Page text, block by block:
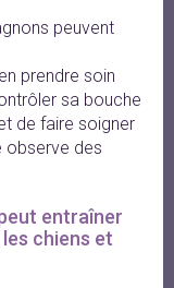
peuvent
prendre soin
sa bouche
de faire soigner
observe des
entraîner
chiens et